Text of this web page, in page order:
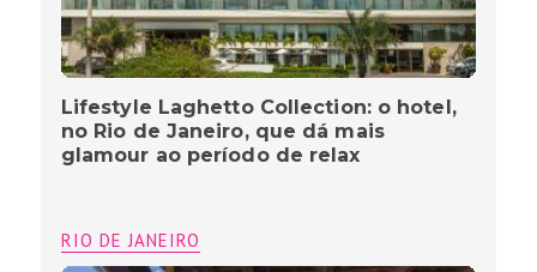
Lifestyle Laghetto Collection: o hotel,
no Rio de Janeiro, que dá mais
glamour ao período de relax
RIO DE JANEIRO